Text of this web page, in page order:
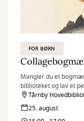
FOR BØRN
Mangler du et
biblioteket og lav et
gamle bøger, snor og
Tårnby
25. august